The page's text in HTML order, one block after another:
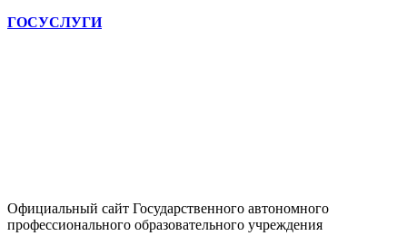
ГОСУСЛУГИ
Официальный сайт Государственного автономного
профессионального образовательного учреждения